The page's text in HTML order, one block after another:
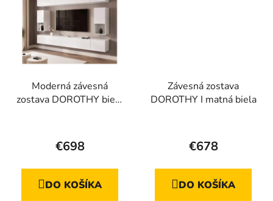
Moderná závesná
zostava DOROTHY biela
€698
DO KOŠÍKA
Závesná zostava
DOROTHY I matná biela
€678
DO KOŠÍKA